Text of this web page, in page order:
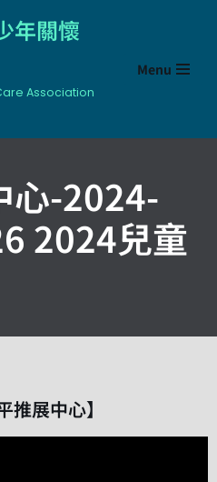
年關懷
Association
Menu
心-2024-
2024兒童
推展中心】